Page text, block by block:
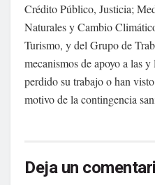
Crédito Público, Justicia;
Naturales y Cambio
Turismo, y del Grupo de
mecanismos de apoyo a las
perdido su trabajo o han
motivo de la contingencia
Deja un